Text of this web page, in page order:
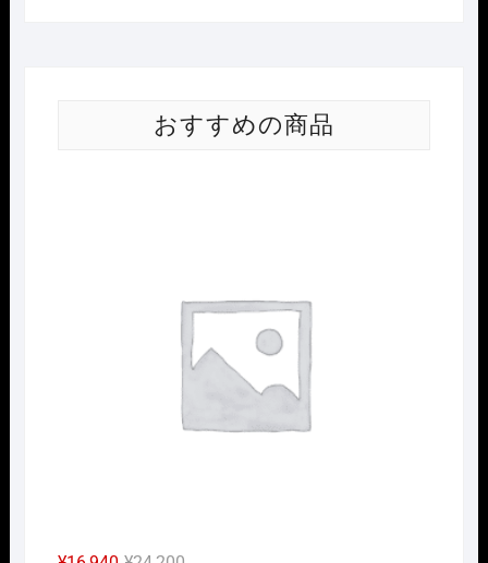
おすすめの商品